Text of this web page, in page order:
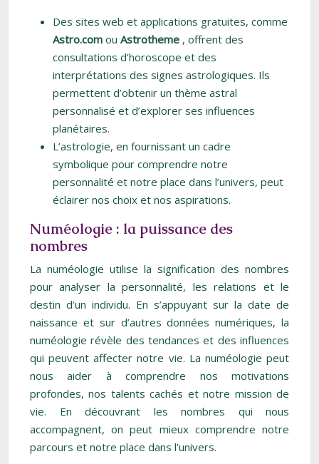
Des sites web et applications gratuites, comme
Astro.com ou Astrotheme , offrent des
consultations d’horoscope et des
interprétations des signes astrologiques. Ils
permettent d’obtenir un thème astral
personnalisé et d’explorer ses influences
planétaires.
L’astrologie, en fournissant un cadre
symbolique pour comprendre notre
personnalité et notre place dans l’univers, peut
éclairer nos choix et nos aspirations.
Numéologie : la puissance des
nombres
La numéologie utilise la signification des nombres
pour analyser la personnalité, les relations et le
destin d’un individu. En s’appuyant sur la date de
naissance et sur d’autres données numériques, la
numéologie révèle des tendances et des influences
qui peuvent affecter notre vie. La numéologie peut
nous aider à comprendre nos motivations
profondes, nos talents cachés et notre mission de
vie. En découvrant les nombres qui nous
accompagnent, on peut mieux comprendre notre
parcours et notre place dans l’univers.